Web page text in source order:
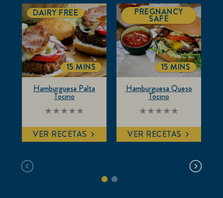
No
enviado
calificaciones
Hamburguesa Palta
Tocino
DAIRY FREE
COOKINGTIME
15 MINS
VER RECETAS
No
enviado
calificaciones
Hamburguesa Queso
Tocino
PREGNANCY
SAFE
15 MINS
VER RECETAS